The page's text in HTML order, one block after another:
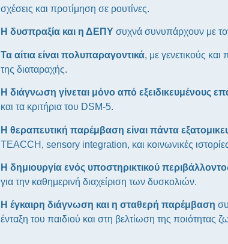
σχέσεις και προτίμηση σε ρουτίνες.
Η δυσπραξία και η ΔΕΠΥ συχνά συνυπάρχουν με
Τα αίτια είναι πολυπαραγοντικά, με γενετικούς
της διαταραχής.
Η διάγνωση γίνεται μόνο από εξειδικευμένους
και τα κριτήρια του DSM-5.
Η θεραπευτική παρέμβαση είναι πάντα
TEACCH, sensory integration, και κοινωνικές
Η δημιουργία ενός υποστηρικτικού
για την καθημερινή διαχείριση των δυσκολιών.
Η έγκαιρη διάγνωση και η σταθερή παρέμβαση
ένταξη του παιδιού και στη βελτίωση της ποιότητας